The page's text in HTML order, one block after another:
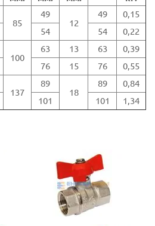
85
49
12
49
0,15
54 54
0,22
100
63 13 63
0,39
76 15 76
0,55
137
89
18
89
0,84
101 101 1,34